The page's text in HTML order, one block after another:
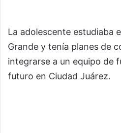
La adolescente estudiaba
Grande y tenía planes de
integrarse a un equipo de
futuro en Ciudad Juárez.